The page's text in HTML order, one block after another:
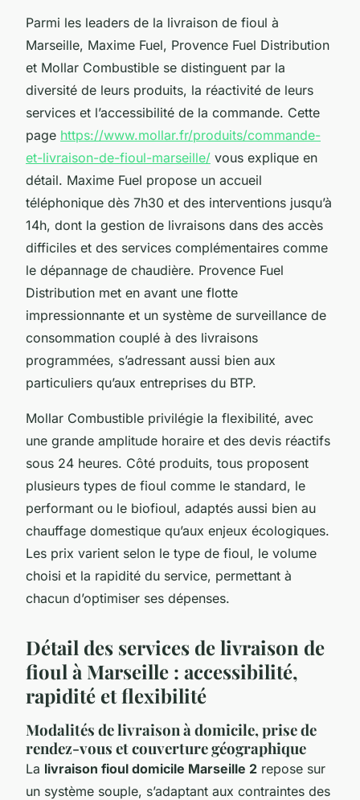
Parmi les leaders de la livraison de fioul à
Marseille, Maxime Fuel, Provence Fuel Distribution
et Mollar Combustible se distinguent par la
diversité de leurs produits, la réactivité de leurs
services et l’accessibilité de la commande. Cette
page https://www.mollar.fr/produits/commande-
et-livraison-de-fioul-marseille/ vous explique en
détail. Maxime Fuel propose un accueil
téléphonique dès 7h30 et des interventions jusqu’à
14h, dont la gestion de livraisons dans des accès
difficiles et des services complémentaires comme
le dépannage de chaudière. Provence Fuel
Distribution met en avant une flotte
impressionnante et un système de surveillance de
consommation couplé à des livraisons
programmées, s’adressant aussi bien aux
particuliers qu’aux entreprises du BTP.
Mollar Combustible privilégie la flexibilité, avec
une grande amplitude horaire et des devis réactifs
sous 24 heures. Côté produits, tous proposent
plusieurs types de fioul comme le standard, le
performant ou le biofioul, adaptés aussi bien au
chauffage domestique qu’aux enjeux écologiques.
Les prix varient selon le type de fioul, le volume
choisi et la rapidité du service, permettant à
chacun d’optimiser ses dépenses.
Détail des services de livraison de
fioul à Marseille : accessibilité,
rapidité et flexibilité
Modalités de livraison à domicile, prise de
rendez-vous et couverture géographique
La livraison fioul domicile Marseille 2 repose sur
un système souple, s’adaptant aux contraintes des